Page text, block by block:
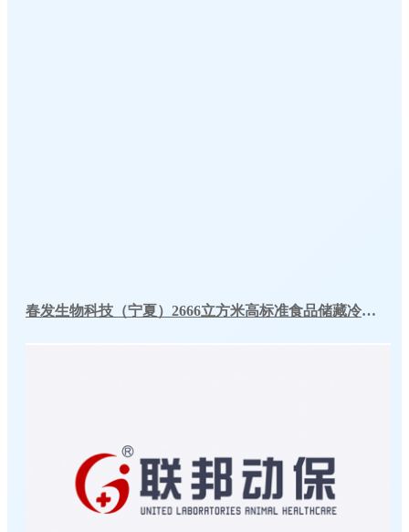
春发生物科技（宁夏）2666立方米高标准食品储藏冷库工程案例